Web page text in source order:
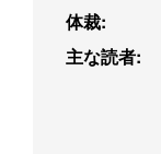
体裁:
主な読者: